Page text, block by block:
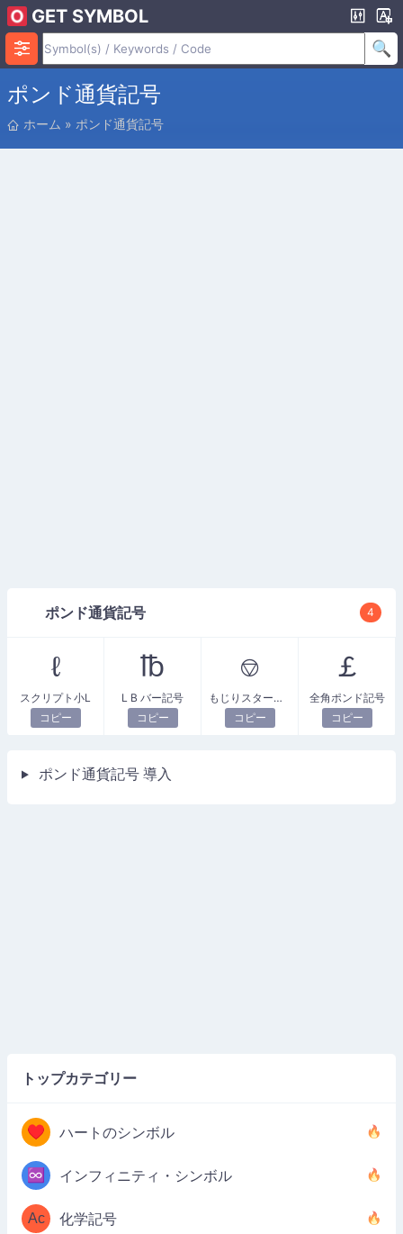
GET SYMBOL
ポンド通貨記号
位
置
ホーム » ポンド通貨記号
ポンド通貨記号 4
ℓ
スクリプト小L
コピー
℔
L B バー記号
コピー
⎊
もじりスターリングサイン
コピー
￡
全角ポンド記号
コピー
ポンド通貨記号 導入
トップカテゴリー
♥ ハートのシンボル
♾️ インフィニティ・シンボル
Ac 化学記号